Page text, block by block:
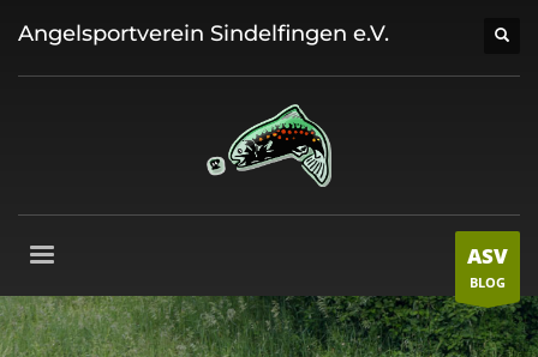
Angelsportverein Sindelfingen e.V.
ASV
BLOG